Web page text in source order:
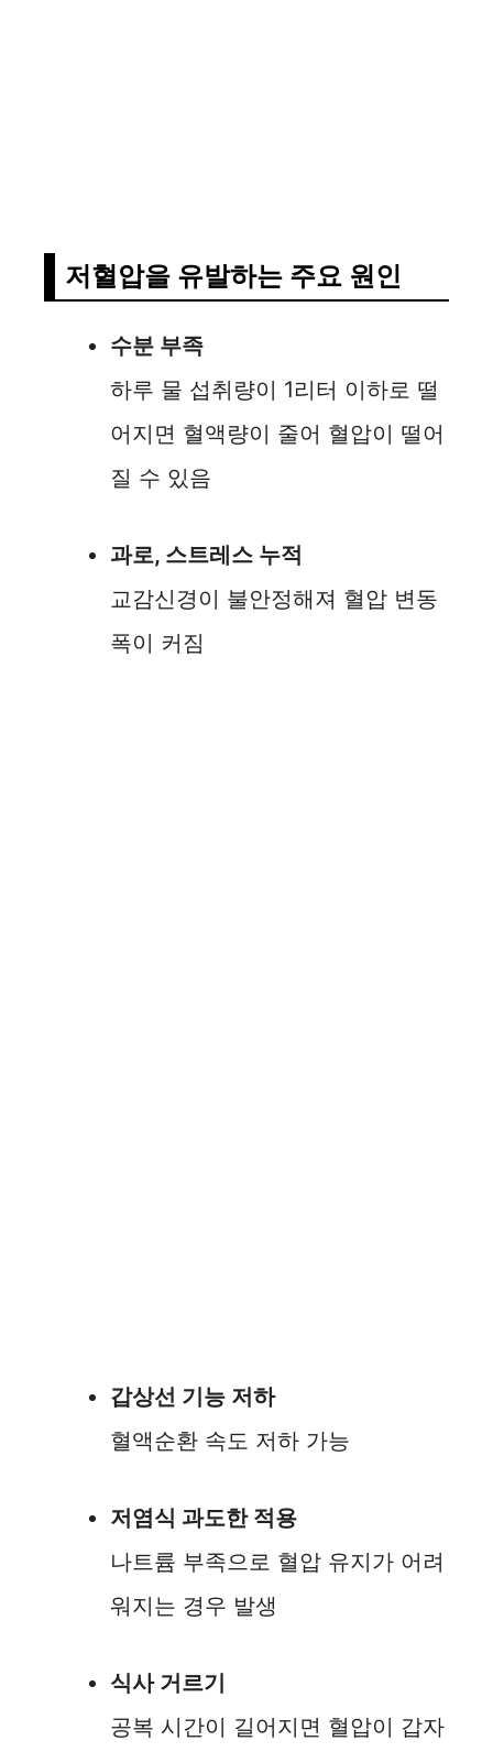
저혈압을 유발하는 주요 원인
수분 부족
하루 물 섭취량이 1리터 이하로 떨
어지면 혈액량이 줄어 혈압이 떨어
질 수 있음
과로, 스트레스 누적
교감신경이 불안정해져 혈압 변동
폭이 커짐
갑상선 기능 저하
혈액순환 속도 저하 가능
저염식 과도한 적용
나트륨 부족으로 혈압 유지가 어려
워지는 경우 발생
식사 거르기
공복 시간이 길어지면 혈압이 갑자